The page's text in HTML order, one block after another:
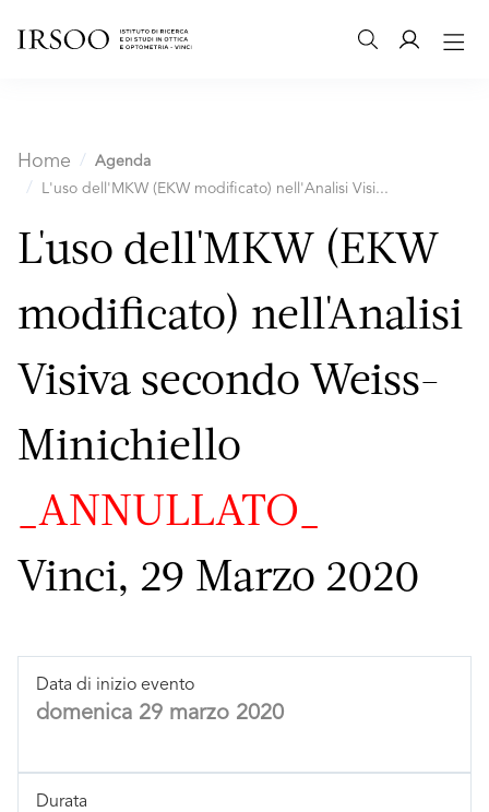
Home
Agenda
L'uso dell'MKW (EKW modificato) nell'Analisi Visi...
L'uso dell'MKW (EKW
modificato) nell'Analisi
Visiva secondo Weiss-
Minichiello
_ANNULLATO_
Vinci, 29 Marzo 2020
Data di inizio evento
domenica 29 marzo 2020
Durata